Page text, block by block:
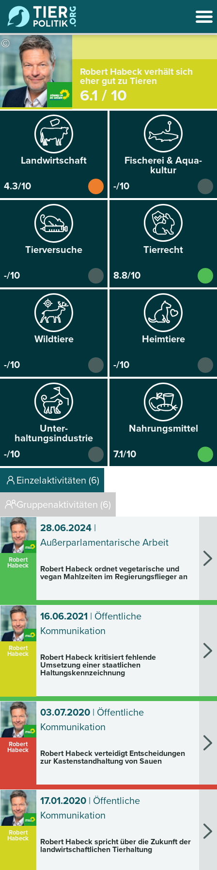
©
Robert Habeck verhält sich
eher gut zu Tieren
6.1 / 10
Land­wirtschaft
4.3/10
Fischerei & Aqua­
kultur
-/10
Tier­versuche
-/10
Tier­recht
8.8/10
Wild­tiere
-/10
Heim­tiere
-/10
Unter­
haltungsindustrie
-/10
Nahrungs­mittel
7.1/10
Einzelaktivitäten (6)
Gruppenaktivitäten (6)
Robert
Habeck
28.06.2024|
Außerparlamentarische Arbeit
Robert Habeck ordnet vegetarische und
vegan Mahlzeiten im Regierungsflieger an
Robert
Habeck
16.06.2021 | Öffentliche
Kommunikation
Robert Habeck kritisiert fehlende
Umsetzung einer staatlichen
Haltungskennzeichnung
Robert
Habeck
03.07.2020| Öffentliche
Kommunikation
Robert Habeck verteidigt Entscheidungen
zur Kastenstandhaltung von Sauen
Robert
Habeck
17.01.2020| Öffentliche
Kommunikation
Robert Habeck spricht über die Zukunft der
landwirtschaftlichen Tierhaltung